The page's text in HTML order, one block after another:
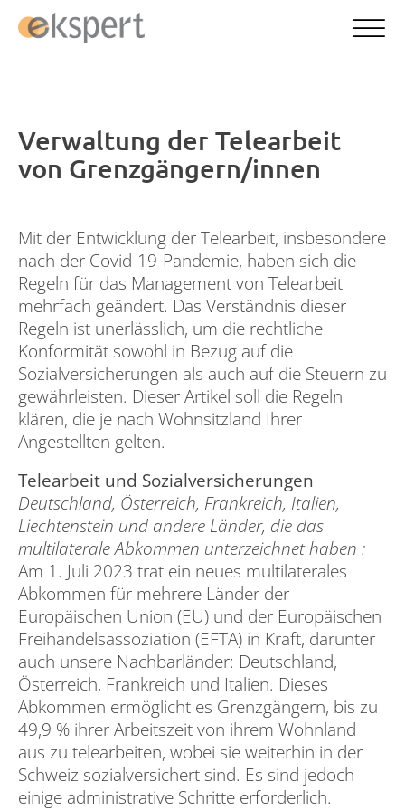
Verwaltung der Telearbeit
von Grenzgängern/innen
Mit der Entwicklung der Telearbeit, insbesondere
nach der Covid-19-Pandemie, haben sich die
Regeln für das Management von Telearbeit
mehrfach geändert. Das Verständnis dieser
Regeln ist unerlässlich, um die rechtliche
Konformität sowohl in Bezug auf die
Sozialversicherungen als auch auf die Steuern zu
gewährleisten. Dieser Artikel soll die Regeln
klären, die je nach Wohnsitzland Ihrer
Angestellten gelten.
Telearbeit und Sozialversicherungen
Deutschland, Österreich, Frankreich, Italien,
Liechtenstein und andere Länder, die das
multilaterale Abkommen unterzeichnet haben :
Am 1. Juli 2023 trat ein neues multilaterales
Abkommen für mehrere Länder der
Europäischen Union (EU) und der Europäischen
Freihandelsassoziation (EFTA) in Kraft, darunter
auch unsere Nachbarländer: Deutschland,
Österreich, Frankreich und Italien. Dieses
Abkommen ermöglicht es Grenzgängern, bis zu
49,9 % ihrer Arbeitszeit von ihrem Wohnland
aus zu telearbeiten, wobei sie weiterhin in der
Schweiz sozialversichert sind. Es sind jedoch
einige administrative Schritte erforderlich.